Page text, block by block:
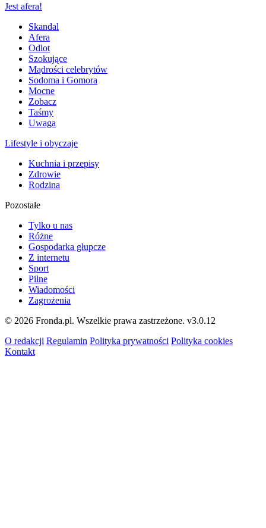
Jest afera!
Skandal
Afera
Odlot
Szokujące
Mądrości celebrytów
Sodoma i Gomora
Mocne
Zobacz
Taśmy
Uwaga
Lifestyle i obyczaje
Kuchnia i przepisy
Zdrowie
Rodzina
Pozostałe
Tylko u nas
Różne
Gospodarka głupcze
Z internetu
Sport
Pilne
Wiadomości
Zagrożenia
© 2026 Fronda.pl. Wszelkie prawa zastrzeżone. v3.0.12
O redakcji Regulamin Polityka prywatności Polityka cookies
Kontakt